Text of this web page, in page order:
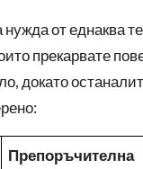
нужда от еднаква
прекарвате
докато
Препоръчителна